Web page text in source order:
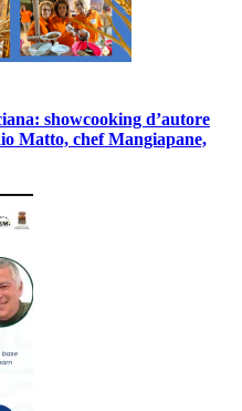
showcooking d’autore
Matto, chef Mangiapane,